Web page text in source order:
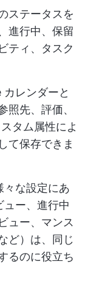
ステータスを
進行中、保留
ティ、タスク
レンダーと
照先、評価、
タム属性によ
て保存できま
々な設定にあ
ュー、進行中
ュー、マンス
ど）は、同じ
るのに役立ち